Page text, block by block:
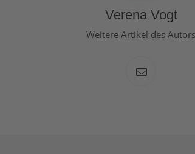
Verena Vogt
Weitere Artikel des Autors